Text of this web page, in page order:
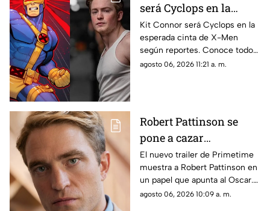
será Cyclops en la
película de X-Men
Kit Connor será Cyclops en la
esperada cinta de X-Men
según reportes. Conoce todos
los detalles sobre el fichaje del
agosto 06, 2026 11:21 a. m.
Robert Pattinson se
pone a cazar
pederastas en el nuevo
thriller basado en
hechos reales
‘Primetime'
El nuevo trailer de Primetime
muestra a Robert Pattinson en
un papel que apunta al Oscar.
Descubre todos los detalles de
agosto 06, 2026 10:09 a. m.